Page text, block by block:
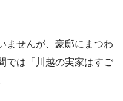
ませんが、豪邸にまつわ
では「川越の実家はすご